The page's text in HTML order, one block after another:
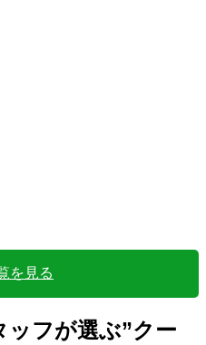
を見る
フが選ぶ”クー